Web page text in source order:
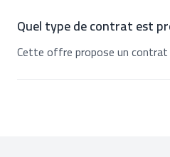
Quel type de contrat est
Cette offre propose un contrat